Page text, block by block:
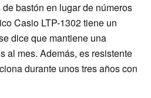
bastón en lugar de números
Casio LTP-1302 tiene un
dice que mantiene una
al mes. Además, es resistente
durante unos tres años con